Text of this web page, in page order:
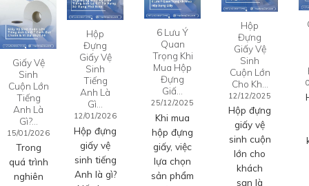
Giấy Vệ
Sinh
Cuộn Lớn
Tiếng
Anh Là
Gì?…
15/01/2026
Trong
quá trình
nghiên
Hộp
Đựng
Giấy Vệ
Sinh
Tiếng
Anh Là
Gì…
12/01/2026
Hộp đựng
giấy vệ
sinh tiếng
Anh là gì?
6 Lưu Ý
Quan
Trọng Khi
Mua Hộp
Đựng
Giấ…
25/12/2025
Khi mua
hộp đựng
giấy, việc
lựa chọn
sản phẩm
Hộp
Đựng
Giấy Vệ
Sinh
Cuộn Lớn
Cho Kh…
12/12/2025
Hộp đựng
giấy vệ
sinh cuộn
lớn cho
khách
sạn là